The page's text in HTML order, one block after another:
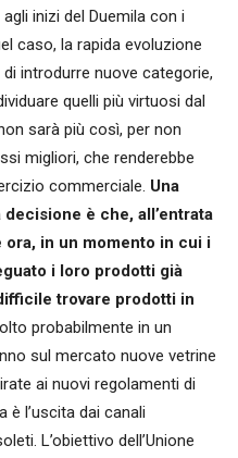
inizi del Duemila con i
caso, la rapida evoluzione
introdurre nuove categorie,
quelli più virtuosi dal
sarà più così, per non
migliori, che renderebbe
commerciale. Una
è che, all’entrata
in un momento in cui i
i loro prodotti già
trovare prodotti in
probabilmente in un
sul mercato nuove vetrine
ai nuovi regolamenti di
è l’uscita dai canali
L’obiettivo dell’Unione